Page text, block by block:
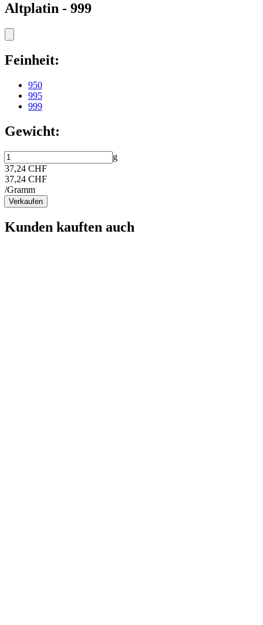
Altplatin - 999
Feinheit:
950
995
999
Gewicht:
g
37,24 CHF
37,24 CHF
/Gramm
Verkaufen
Kunden kauften auch